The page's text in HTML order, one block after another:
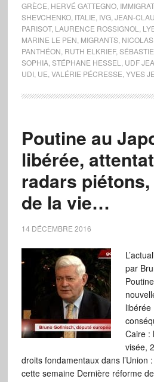
GRÈCE HERVÉ GATTEGNO,
SHEVCHENKO, ITALIE IVG, JEAN-
PARISOT, LAURENCE ROSSIGNOL
MARINE LE PEN MIGRANTS,
PANTHÉON RUTH ELKRIEF,
SOPHIA, STÉPHANE HESSEL UDF
UDI, UE VALÉRIE PÉCRESSE YVES
Poutine au
libérée,
radars
de la vie…
14 DÉCEMBRE 2016
par
libérée
Caire :
visée,
droits fondamentaux dans l’Union
cette semaine Dernière réforme